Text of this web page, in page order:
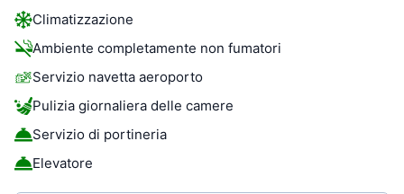
Climatizzazione
Ambiente completamente non fumatori
Servizio navetta aeroporto
Pulizia giornaliera delle camere
Servizio di portineria
Elevatore